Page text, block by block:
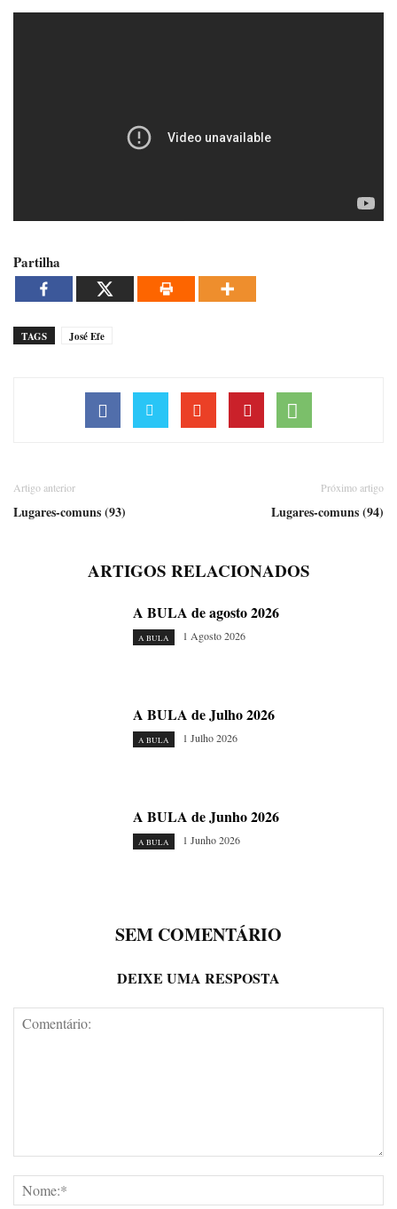
Partilha
TAGS José Efe
Artigo anterior
Lugares-comuns (93)
Próximo artigo
Lugares-comuns (94)
ARTIGOS RELACIONADOS
A BULA de agosto 2026
A BULA 1 Agosto 2026
A BULA de Julho 2026
A BULA 1 Julho 2026
A BULA de Junho 2026
A BULA 1 Junho 2026
SEM COMENTÁRIO
DEIXE UMA RESPOSTA